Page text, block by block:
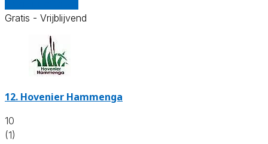
Gratis - Vrijblijvend
12. Hovenier Hammenga
10
(1)